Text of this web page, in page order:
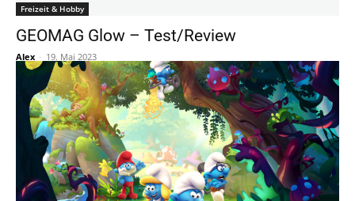
Freizeit & Hobby
GEOMAG Glow – Test/Review
Alex - 19. Mai 2023